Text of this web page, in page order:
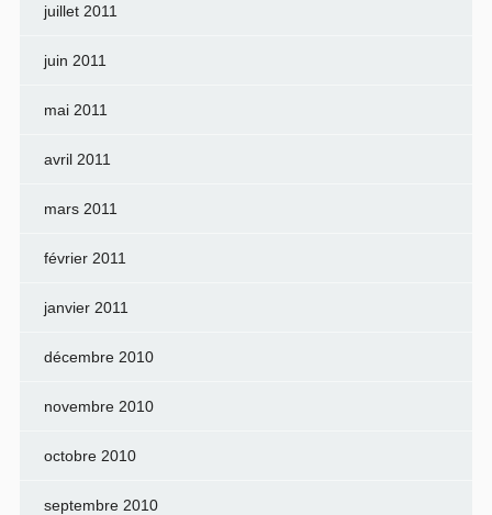
juillet 2011
juin 2011
mai 2011
avril 2011
mars 2011
février 2011
janvier 2011
décembre 2010
novembre 2010
octobre 2010
septembre 2010